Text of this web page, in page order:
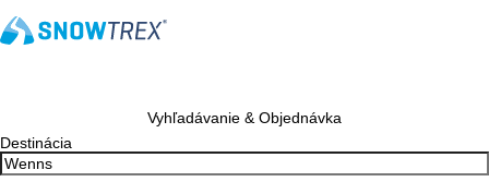
Vyhľadávanie & Objednávka
Destinácia